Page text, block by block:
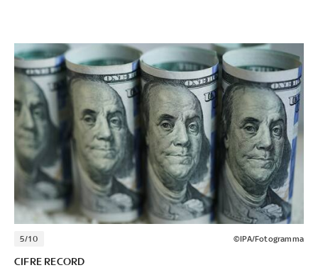
5/10 ©IPA/Fotogramma
CIFRE RECORD